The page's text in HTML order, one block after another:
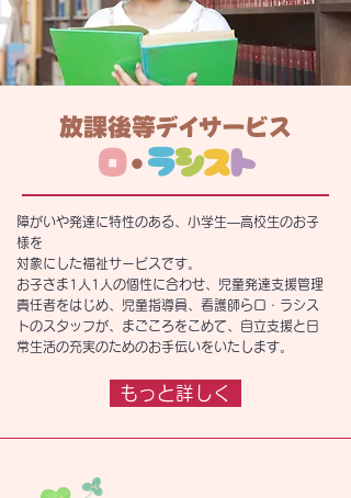
放課後等デイサービス
ロ・ラシスト
障がいや発達に特性のある、小学生―高校生のお子
様を
対象にした福祉サービスです。
お子さま1人1人の個性に合わせ、児童発達支援管理
責任者をはじめ、児童指導員、看護師らロ・ラシス
トのスタッフが、まごころをこめて、自立支援と日
常生活の充実のためのお手伝いをいたします。
もっと詳しく